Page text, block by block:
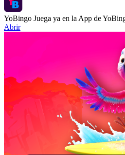
YoBingo Juega ya en la App de
Abrir